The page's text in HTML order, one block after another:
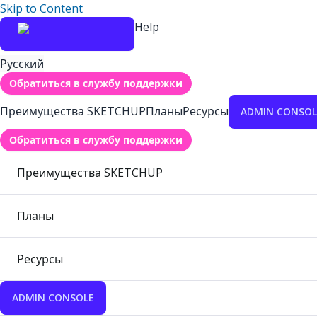
Skip to Content
Help
Русский
Обратиться в службу поддержки
Преимущества SKETCHUPПланыРесурсы ADMIN
Обратиться в службу поддержки
Преимущества SKETCHUP
Планы
Ресурсы
ADMIN CONSOLE